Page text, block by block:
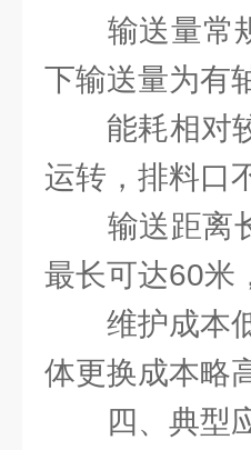
输送
下输送量为有
能耗‌
运转，排料口
输送距
最长可达60米
维护成
体更换成本略
四、典型